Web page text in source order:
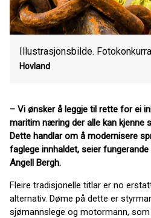
Illustrasjonsbilde.
Hovland
– Vi ønsker å leggje til rette for ei
maritim næring der alle kan kjenne
Dette handlar om å modernisere
faglege innhaldet, seier
Angell Bergh.
Fleire tradisjonelle titlar er no
alternativ. Døme på dette er
sjømannslege og motormann,